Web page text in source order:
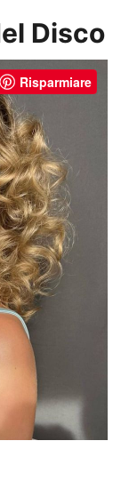
Disco
Risparmiare